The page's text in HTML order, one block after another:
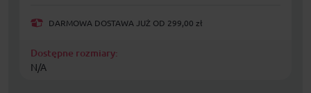
DARMOWA DOSTAWA JUŻ OD 299,00 zł
Dostępne rozmiary:
N/A